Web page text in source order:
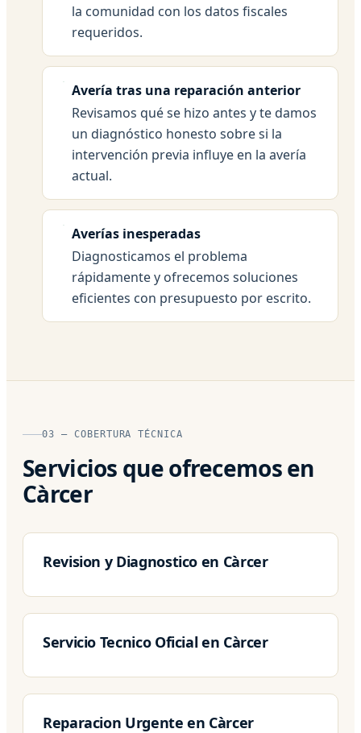
la comunidad con los datos fiscales
requeridos.
Avería tras una reparación anterior
Revisamos qué se hizo antes y te damos
un diagnóstico honesto sobre si la
intervención previa influye en la avería
actual.
Averías inesperadas
Diagnosticamos el problema
rápidamente y ofrecemos soluciones
eficientes con presupuesto por escrito.
03 — COBERTURA TÉCNICA
Servicios que ofrecemos en
Càrcer
Revision y Diagnostico en Càrcer
Servicio Tecnico Oficial en Càrcer
Reparacion Urgente en Càrcer